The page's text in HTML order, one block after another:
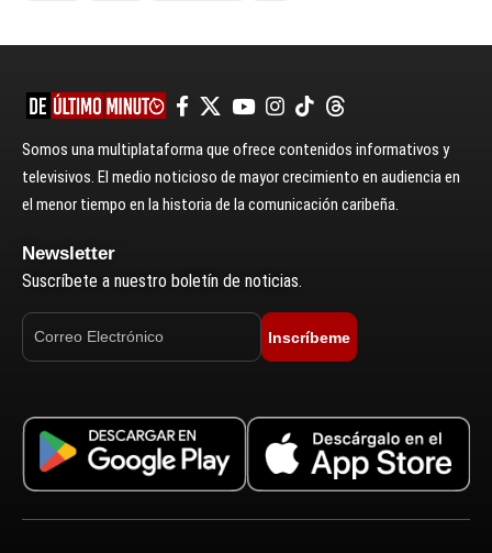
Somos una multiplataforma que ofrece contenidos informativos y
televisivos. El medio noticioso de mayor crecimiento en audiencia en
el menor tiempo en la historia de la comunicación caribeña.
Newsletter
Suscríbete a nuestro boletín de noticias.
Inscríbeme